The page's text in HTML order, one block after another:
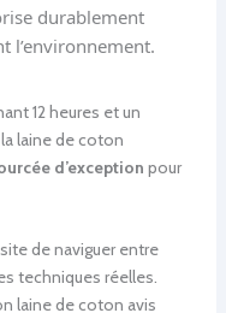
durablement
l’environnement.
12 heures et un
laine de coton
d’exception pour
de naviguer entre
techniques réelles.
laine de coton avis